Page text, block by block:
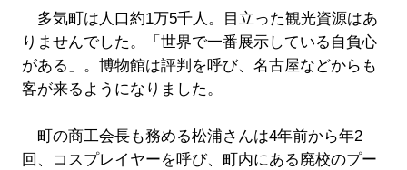
多気町は人口約1万5千人。目立った観光資源はあ
りませんでした。「世界で一番展示している自負心
がある」。博物館は評判を呼び、名古屋などからも
客が来るようになりました。
町の商工会長も務める松浦さんは4年前から年2
回、コスプレイヤーを呼び、町内にある廃校のプー